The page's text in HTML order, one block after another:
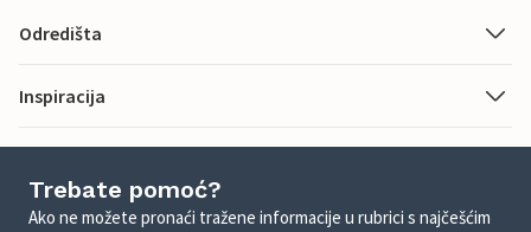
Odredišta
Inspiracija
Trebate pomoć?
Ako ne možete pronaći tražene informacije u rubrici s najčešćim